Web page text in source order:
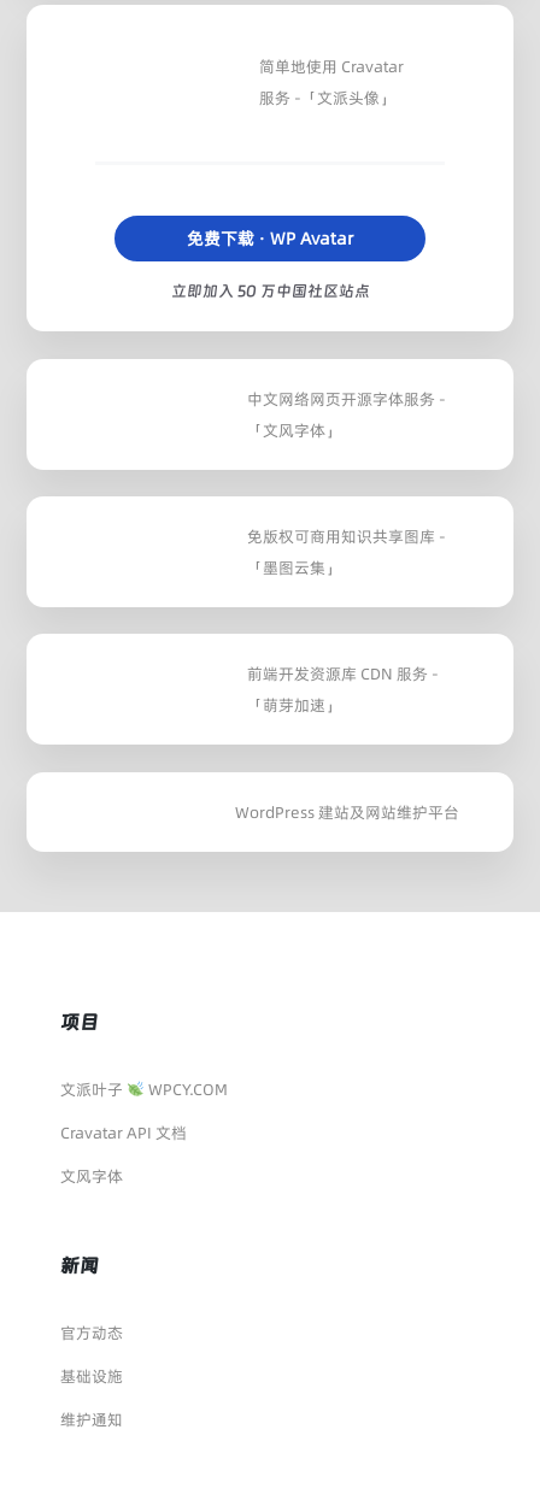
简单地使用 Cravatar
服务 -「文派头像」
免费下载 · WP Avatar
立即加入 50 万中国社区站点
中文网络网页开源字体服务 -
「文风字体」
免版权可商用知识共享图库 -
「墨图云集」
前端开发资源库 CDN 服务 -
「萌芽加速」
WordPress 建站及网站维护平台
项目
文派叶子
WPCY.COM
Cravatar API 文档
文风字体
新闻
官方动态
基础设施
维护通知